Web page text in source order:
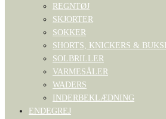
REGNTØJ
SKJORTER
SOKKER
SHORTS, KNICKERS &
SOLBRILLER
VARMESÅLER
WADERS
INDERBEKLÆDNING
ENDEGREJ